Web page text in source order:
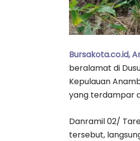
Bursakota.co.id,
beralamat di
Kepulauan
yang terdampar
Danramil 02/
tersebut,